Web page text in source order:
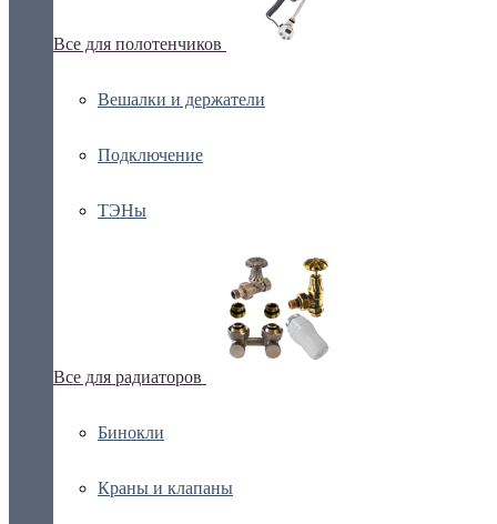
Все для полотенчиков
Вешалки и держатели
Подключение
ТЭНы
Все для радиаторов
Бинокли
Краны и клапаны